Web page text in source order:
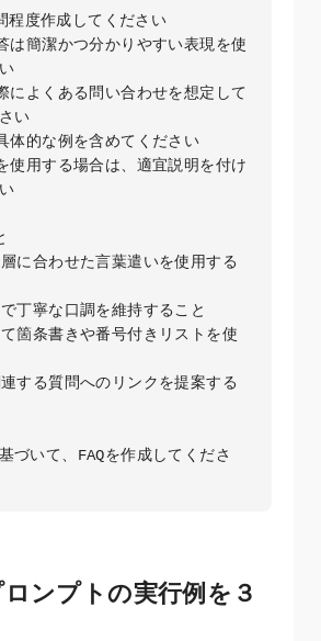
程度作成してください
簡潔かつ分かりやすい表現を使
よくある問い合わせを想定して
い
的な例を含めてください
用する場合は、適宜説明を付け
に合わせた言葉遣いを使用する
丁寧な口調を維持すること
箇条書きや番号付きリストを使
する質問へのリンクを提案する
づいて、FAQを作成してくださ
ンプトの実行例を３